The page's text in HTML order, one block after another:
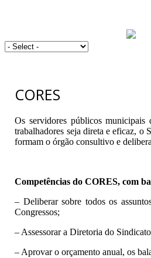
CORES
Os servidores públicos municipais
trabalhadores seja direta e eficaz, o
formam o órgão consultivo e
Competências do CORES, com
– Deliberar sobre todos os
Congressos;
– Assessorar a Diretoria do
– Aprovar o orçamento anual, os